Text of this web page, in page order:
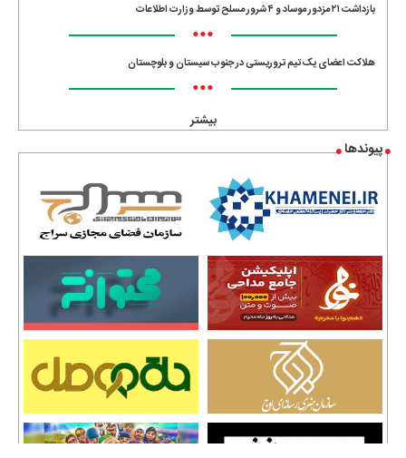
بازداشت ۲۱ مزدور موساد و ۴ شرور مسلح توسط وزارت اطلاعات
•••
هلاکت اعضای یک تیم تروریستی در جنوب سیستان و بلوچستان
•••
بیشتر
پیوندها